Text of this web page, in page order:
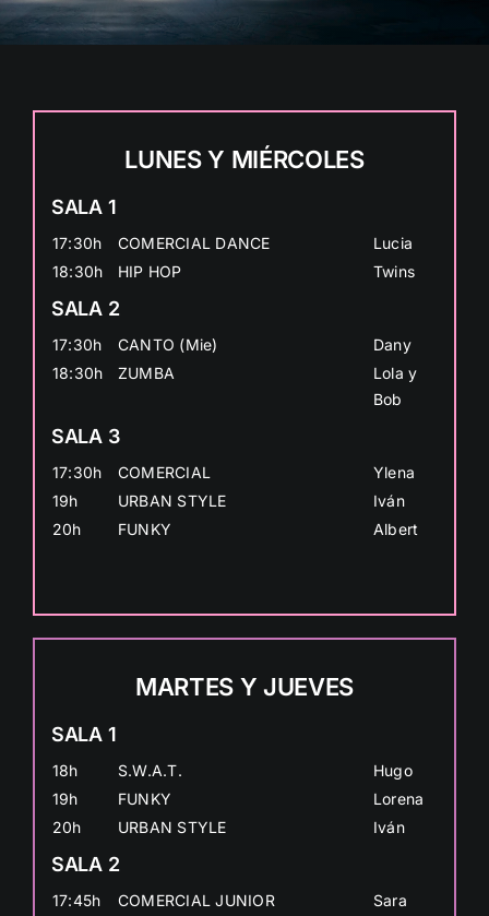
Contacto
LUNES Y MIÉRCOLES
SALA 1
17:30h COMERCIAL DANCE
Lucia
18:30h
HIP HOP Twins
SALA 2
17:30h CANTO (Mie)
Dany
18:30h
ZUMBA
Lola y
Bob
SALA 3
17:30h COMERCIAL
Ylena
19h
URBAN STYLE
Iván
20h
FUNKY Albert
MARTES Y JUEVES
SALA 1
18h S.W.A.T.
Hugo
19h
FUNKY
Lorena
20h
URBAN STYLE Iván
SALA 2
17:45h COMERCIAL JUNIOR
Sara